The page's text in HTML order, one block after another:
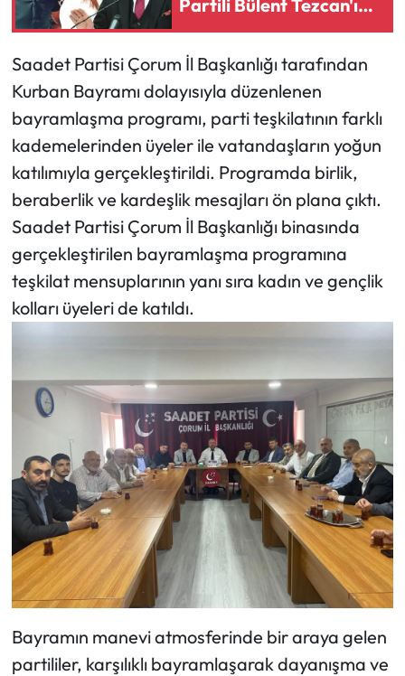
Partili Bülent Tezcan'ın
kızı ve damadına gözaltı
kararı
Saadet Partisi Çorum İl Başkanlığı tarafından
Kurban Bayramı dolayısıyla düzenlenen
bayramlaşma programı, parti teşkilatının farklı
kademelerinden üyeler ile vatandaşların yoğun
katılımıyla gerçekleştirildi. Programda birlik,
beraberlik ve kardeşlik mesajları ön plana çıktı.
Saadet Partisi Çorum İl Başkanlığı binasında
gerçekleştirilen bayramlaşma programına
teşkilat mensuplarının yanı sıra kadın ve gençlik
kolları üyeleri de katıldı.
Bayramın manevi atmosferinde bir araya gelen
partililer, karşılıklı bayramlaşarak dayanışma ve
Oğuzlar Haberleri
Ortaköy Haberleri
Osmancık Haberleri
Otomotiv
Resmi İlan
Resmi Reklam
Siyaset
Spor
Sungurlu Haberleri
Turizm
Uğurludağ Haberleri
Yaşam